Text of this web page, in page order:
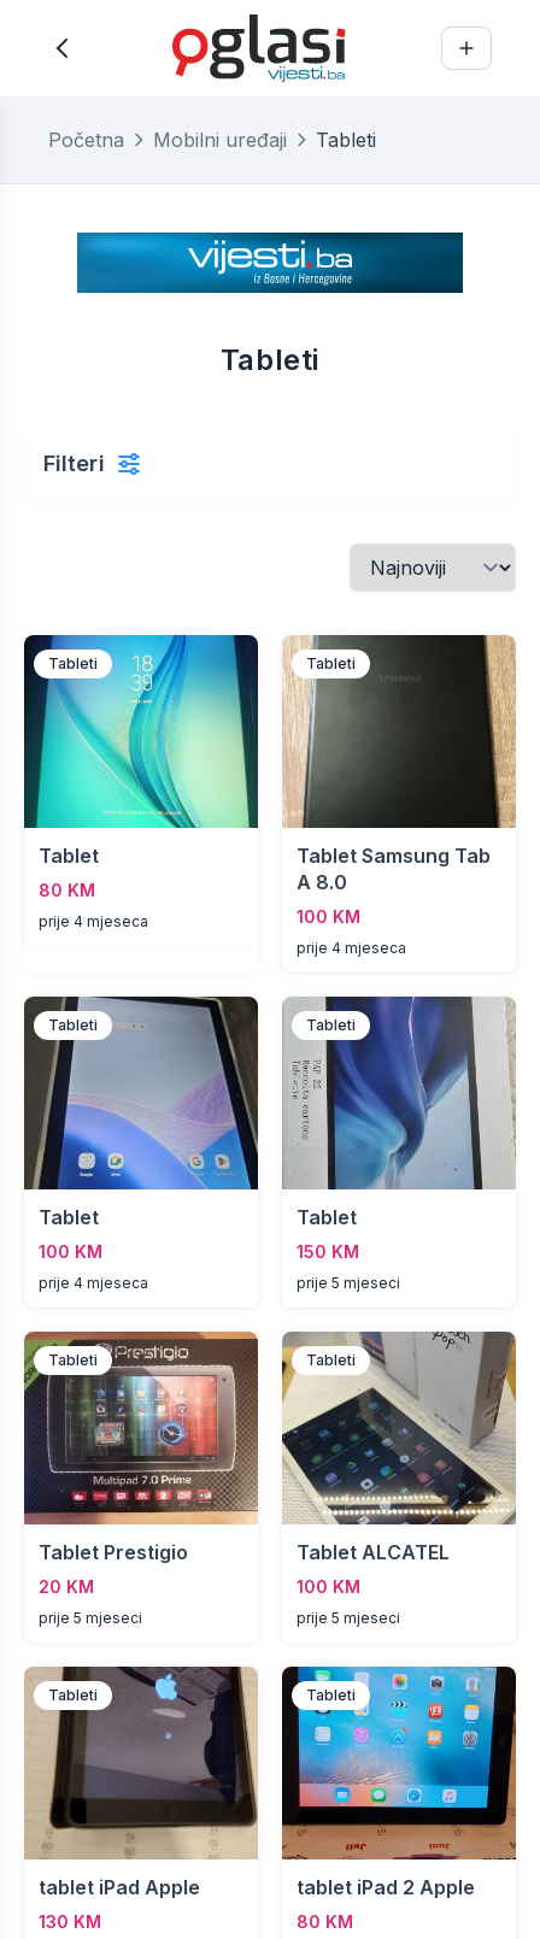
Početna Mobilni uređaji Tableti
Tableti
Filteri
Tableti
Tablet
80 KM
prije 4 mjeseca
Tableti
Tablet Samsung Tab
A 8.0
100 KM
prije 4 mjeseca
Tableti
Tablet
100 KM
prije 4 mjeseca
Tableti
Tablet
150 KM
prije 5 mjeseci
Tableti
Tablet Prestigio
20 KM
prije 5 mjeseci
Tableti
Tablet ALCATEL
100 KM
prije 5 mjeseci
Tableti
tablet iPad Apple
130 KM
Tableti
tablet iPad 2 Apple
80 KM